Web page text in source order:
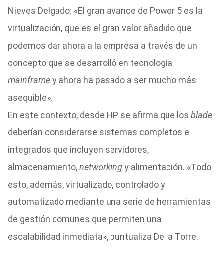
Nieves Delgado: «El gran avance de Power 5 es la
virtualización, que es el gran valor añadido que
podemos dar ahora a la empresa a través de un
concepto que se desarrolló en tecnología
mainframey ahora ha pasado a ser mucho más
asequible».
En este contexto, desde HP se afirma que los blade
deberían considerarse sistemas completos e
integrados que incluyen servidores,
almacenamiento,networkingy alimentación. «Todo
esto, además, virtualizado, controlado y
automatizado mediante una serie de herramientas
de gestión comunes que permiten una
escalabilidad inmediata», puntualiza De la Torre.